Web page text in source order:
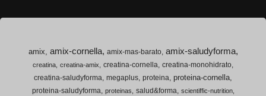
amix amix-cornella amix-mas-barato amix-saludyforma
creatina creatina-amix creatina-cornella creatina-monohidrato
creatina-saludyforma megaplus proteina proteina-cornella
proteina-saludyforma proteinas salud&forma
scientiffic-nutrition